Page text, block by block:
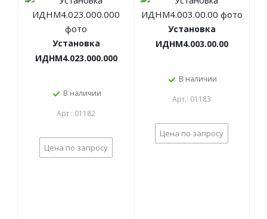
Установка
ИДНМ4.023.000.000
В наличии
Арт.: 01182
Цена по запросу
Установка
ИДНМ4.003.00.00
В наличии
Арт.: 01183
Цена по запросу